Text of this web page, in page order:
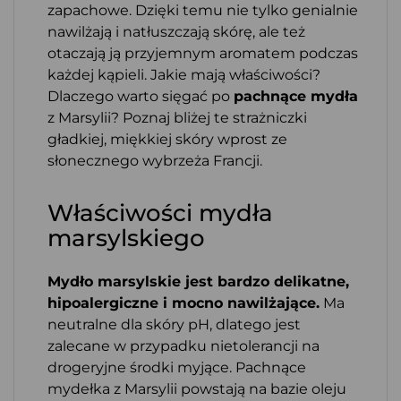
zapachowe. Dzięki temu nie tylko genialnie
nawilżają i natłuszczają skórę, ale też
otaczają ją przyjemnym aromatem podczas
każdej kąpieli. Jakie mają właściwości?
Dlaczego warto sięgać po pachnące mydła
z Marsylii? Poznaj bliżej te strażniczki
gładkiej, miękkiej skóry wprost ze
słonecznego wybrzeża Francji.
Właściwości mydła
marsylskiego
Mydło marsylskie jest bardzo delikatne,
hipoalergiczne i mocno nawilżające. Ma
neutralne dla skóry pH, dlatego jest
zalecane w przypadku nietolerancji na
drogeryjne środki myjące. Pachnące
mydełka z Marsylii powstają na bazie oleju